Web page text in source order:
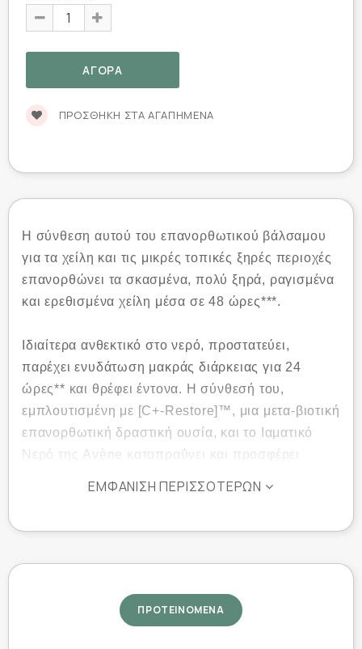
ΠΡΟΣΘΉΚΗ ΣΤΑ ΑΓΑΠΗΜΈΝΑ
Η σύνθεση αυτού του επανορθωτικού βάλσαμου
για τα χείλη και τις μικρές τοπικές ξηρές περιοχές
επανορθώνει τα σκασμένα, πολύ ξηρά, ραγισμένα
και ερεθισμένα χείλη μέσα σε 48 ώρες***.
Ιδιαίτερα ανθεκτικό στο νερό, προστατεύει,
παρέχει ενυδάτωση μακράς διάρκειας για 24
ώρες** και θρέφει έντονα. Η σύνθεσή του,
εμπλουτισμένη με [C+-Restore]™, μια μετα-βιοτική
επανορθωτική δραστική ουσία, και το Ιαματικό
Νερό της Avène καταπραΰνει και προσφέρει
την οικογένεια αποκαθιστά την άνεση και την
ΕΜΦΆΝΙΣΗ ΠΕΡΙΣΣΌΤΕΡΩΝ
ΠΡΟΤΕΙΝΟΜΕΝΑ